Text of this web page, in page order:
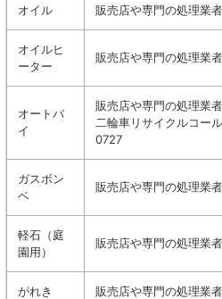
オイル 販売店や専門の処理業
オイルヒ
ーター
販売店や専門の処理業
オートバ
イ
販売店や専門の処理業
二輪車リサイクルコ
0727
ガスボン
ベ
販売店や専門の処理業
軽石（庭
園用）
販売店や専門の処理業
がれき 販売店や専門の処理業